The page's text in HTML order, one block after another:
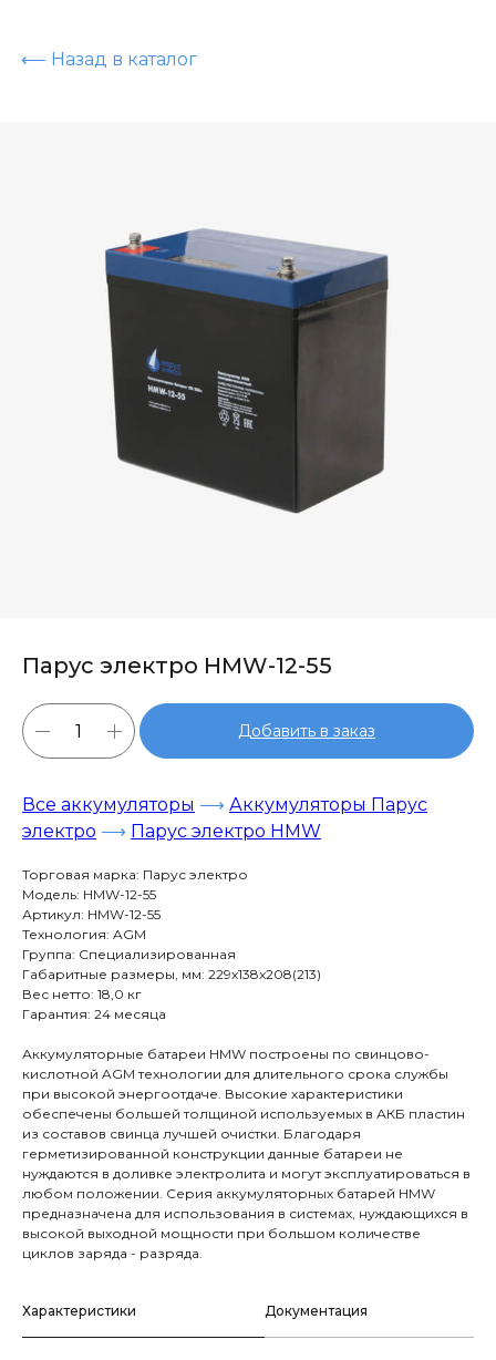
⟵ Назад в каталог
Парус электро HMW-12-55
Добавить в заказ
Все аккумуляторы ⟶ Аккумуляторы Парус
электро ⟶ Парус электро HMW
Торговая марка: Парус электро
Модель: HMW-12-55
Артикул: HMW-12-55
Технология: AGM
Группа: Специализированная
Габаритные размеры, мм: 229x138x208(213)
Вес нетто: 18,0 кг
Гарантия: 24 месяца
Аккумуляторные батареи HMW построены по свинцово-
кислотной AGM технологии для длительного срока службы
при высокой энергоотдаче. Высокие характеристики
обеспечены большей толщиной используемых в АКБ пластин
из составов свинца лучшей очистки. Благодаря
герметизированной конструкции данные батареи не
нуждаются в доливке электролита и могут эксплуатироваться в
любом положении. Серия аккумуляторных батарей HMW
предназначена для использования в системах, нуждающихся в
высокой выходной мощности при большом количестве
циклов заряда - разряда.
Характеристики Документация